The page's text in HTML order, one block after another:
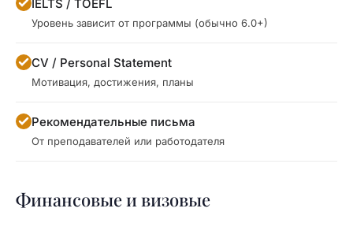
IELTS / TOEFL
Уровень зависит от программы (обычно 6.0+)
CV / Personal Statement
Мотивация, достижения, планы
Рекомендательные письма
От преподавателей или работодателя
Финансовые и визовые